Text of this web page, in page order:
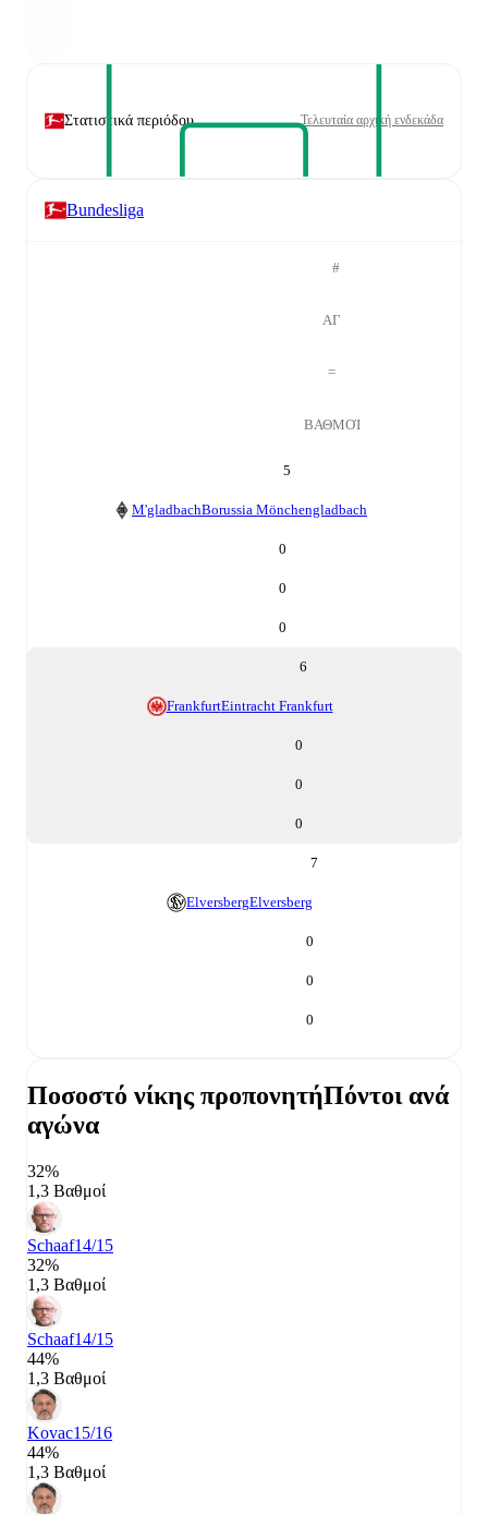
Στατιστικά περιόδου Τελευταία αρχική ενδεκάδα
Bundesliga
#
ΑΓ
=
ΒΑΘΜΟΊ
5
M'gladbachBorussia Mönchengladbach
0
0
0
6
FrankfurtEintracht Frankfurt
0
0
0
7
ElversbergElversberg
0
0
0
Ποσοστό νίκης προπονητήΠόντοι ανά
αγώνα
32%
1,3 Βαθμοί
Schaaf14/15
32%
1,3 Βαθμοί
Schaaf14/15
44%
1,3 Βαθμοί
Kovac15/16
44%
1,3 Βαθμοί